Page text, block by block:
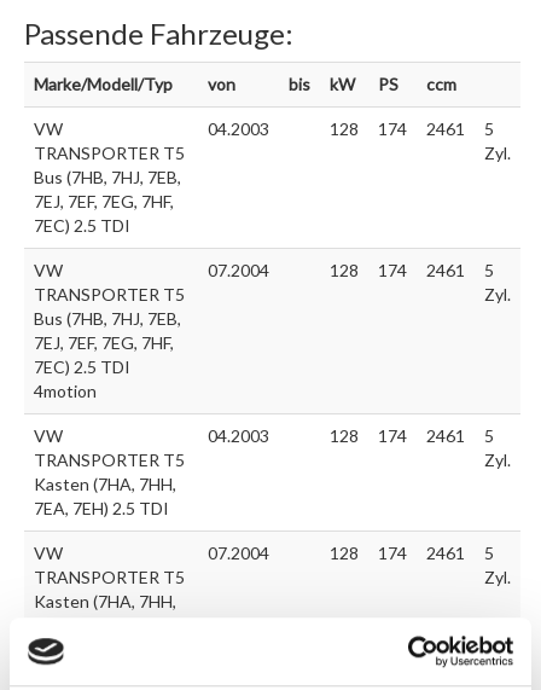
Passende Fahrzeuge:
Marke/Modell/Typ von bis kW PS ccm
VW
TRANSPORTER T5
Bus (7HB, 7HJ, 7EB,
7EJ, 7EF, 7EG, 7HF,
7EC) 2.5 TDI
04.2003 128 174 2461
5
Zyl.
VW
TRANSPORTER T5
Bus (7HB, 7HJ, 7EB,
7EJ, 7EF, 7EG, 7HF,
7EC) 2.5 TDI
4motion
07.2004 128 174 2461
5
Zyl.
VW
TRANSPORTER T5
Kasten (7HA, 7HH,
7EA, 7EH) 2.5 TDI
04.2003 128 174 2461
5
Zyl.
VW
TRANSPORTER T5
Kasten (7HA, 7HH,
4motion
07.2004 128 174 2461
5
Zyl.